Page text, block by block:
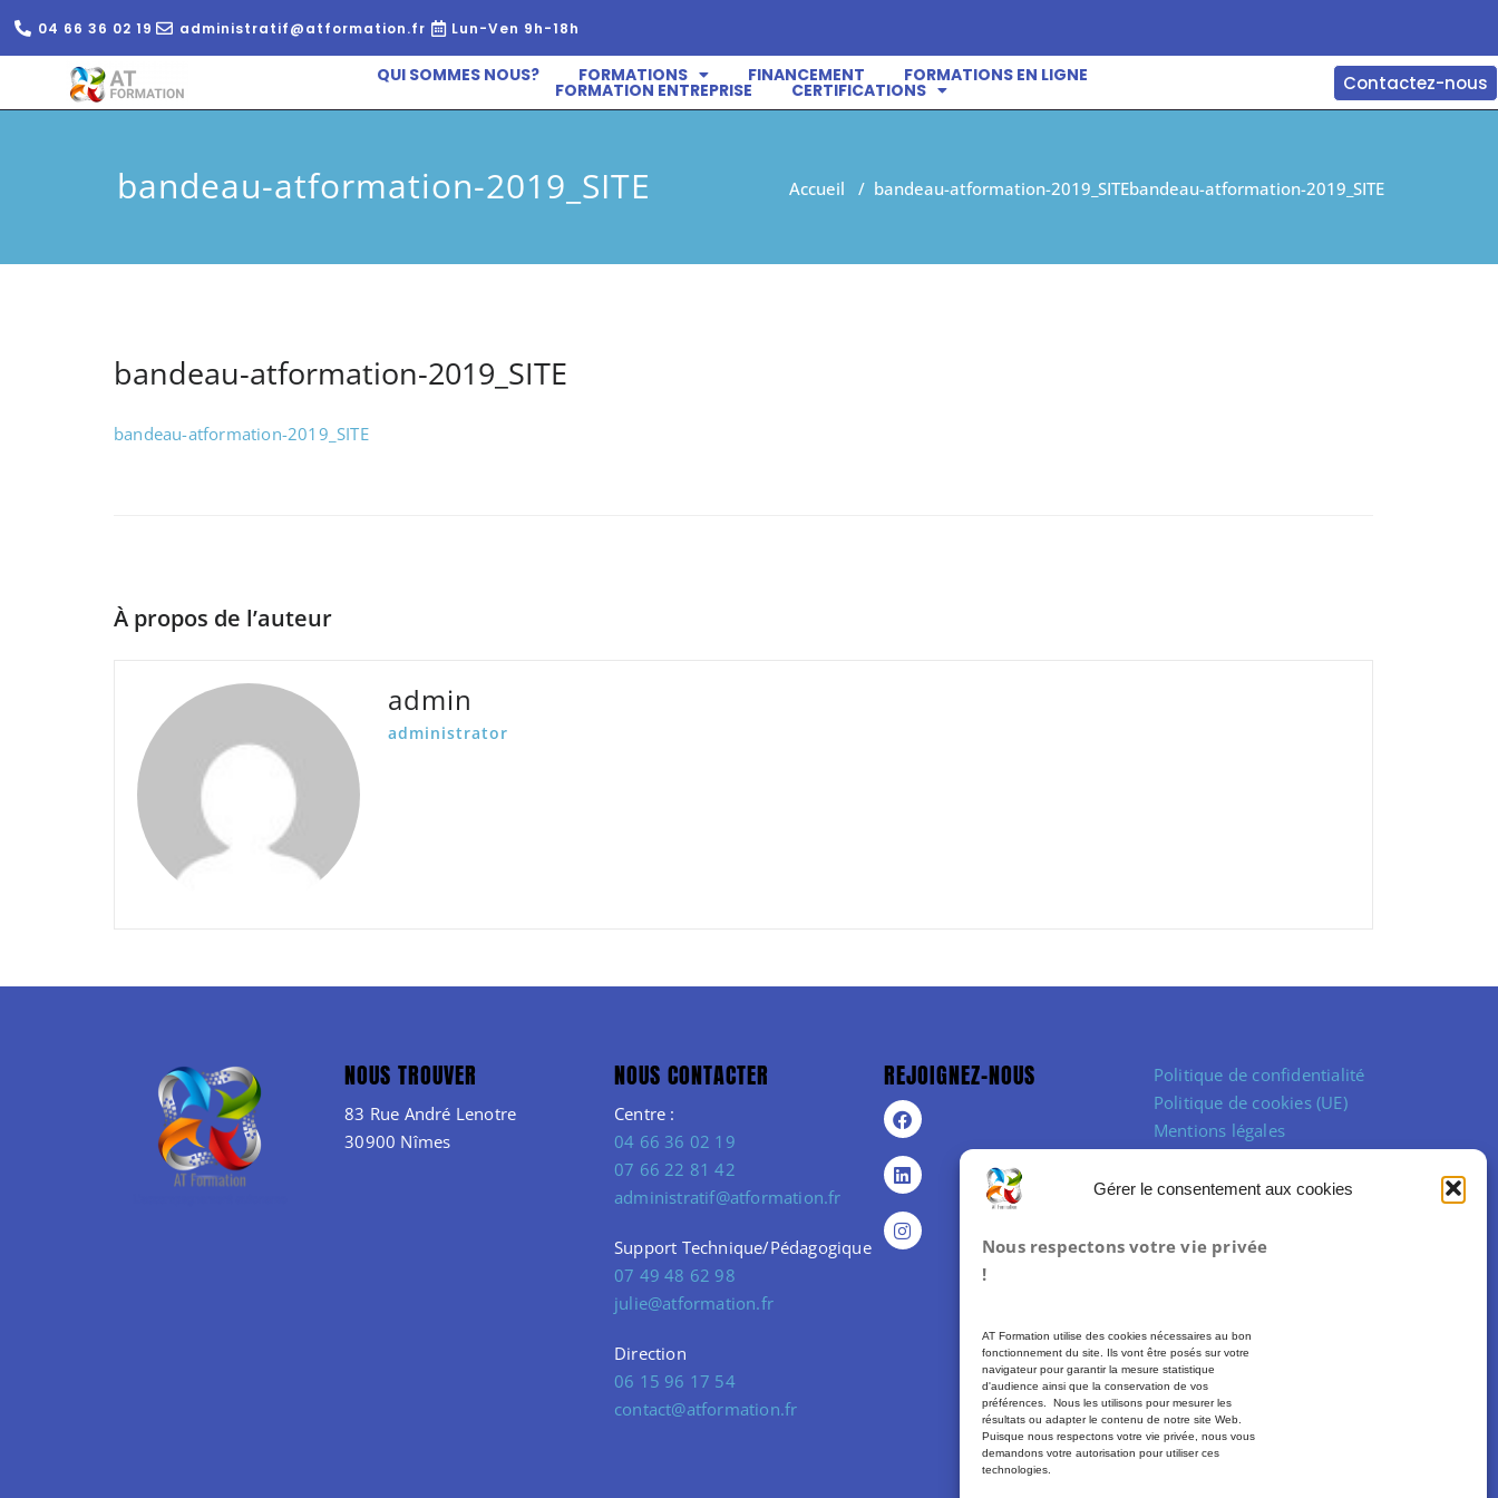
Gérer le consentement aux cookies
Nous respectons votre vie privée
!
AT Formation utilise des cookies nécessaires au bon
fonctionnement du site. Ils vont être posés sur votre
navigateur pour garantir la mesure statistique
d'audience ainsi que la conservation de vos
préférences. Nous les utilisons pour mesurer les
résultats ou adapter le contenu de notre site Web.
Puisque nous respectons votre vie privée, nous vous
demandons votre autorisation pour utiliser ces
technologies.
04 66 36 02 19 administratif@atformation.fr Lun-Ven 9h-18h
QUI SOMMES NOUS? FORMATIONS FINANCEMENT FORMATIONS EN LIGNE
FORMATION ENTREPRISE CERTIFICATIONS Contactez-nous
bandeau-atformation-2019_SITE Accueil / bandeau-atformation-2019_SITEbandeau-atformation-2019_SITE
bandeau-atformation-2019_SITE
bandeau-atformation-2019_SITE
À propos de l’auteur
admin
administrator
NOUS TROUVER
83 Rue André Lenotre
30900 Nîmes
NOUS CONTACTER
Centre :
04 66 36 02 19
07 66 22 81 42
administratif@atformation.fr
Support Technique/Pédagogique
07 49 48 62 98
julie@atformation.fr
Direction
06 15 96 17 54
contact@atformation.fr
REJOIGNEZ-NOUS
Politique de confidentialité
Politique de cookies (UE)
Mentions légales